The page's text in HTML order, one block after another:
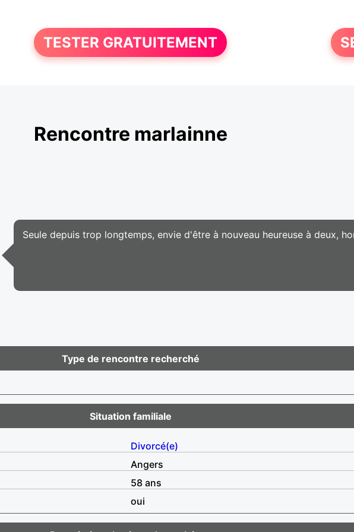
TESTER GRATUITEMENT
Rencontre marlainne
Seule depuis trop longtemps, envie d'être à nouveau heureuse à deux,
Type de rencontre recherché
Situation familiale
Divorcé(e)
Angers
58 ans
oui